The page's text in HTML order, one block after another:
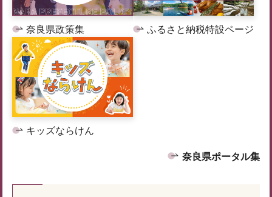
奈良県政策集 ふるさと納税特設ページ
キッズならけん
奈良県ポータル集